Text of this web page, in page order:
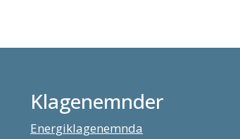
Klagenemnder
Energiklagenemnda